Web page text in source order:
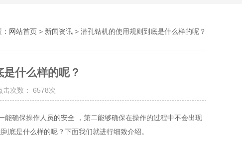
网站首页 > 新闻资讯 > 潜孔钻机的使用规则到底是什么样的呢？
什么样的呢？
次数： 6578次
确保操作人员的安全 ，第二能够确保在操作的过程中不会出现
底是什么样的呢？下面我们就进行细致介绍。